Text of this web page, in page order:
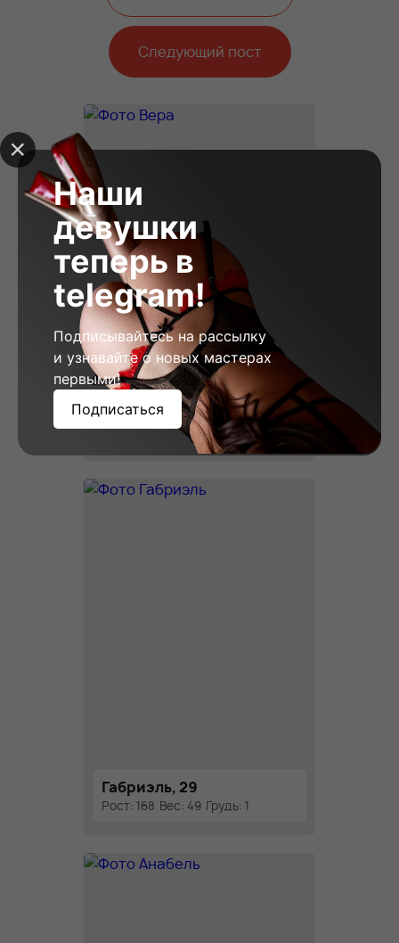
Следующий пост
Вера, 23
Рост: 178 Вес: 58 Грудь: 2
Габриэль, 29
Рост: 168 Вес: 49 Грудь: 1
Наши
девушки
теперь в
telegram!
Подписывайтесь на рассылку
и узнавайте о новых мастерах
первыми!
Подписаться